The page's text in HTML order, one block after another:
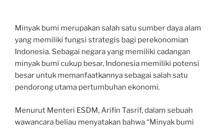
Minyak bumi merupakan salah satu sumber daya alam
yang memiliki fungsi strategis bagi perekonomian
Indonesia. Sebagai negara yang memiliki cadangan
minyak bumi cukup besar, Indonesia memiliki potensi
besar untuk memanfaatkannya sebagai salah satu
pendorong utama pertumbuhan ekonomi.
Menurut Menteri ESDM, Arifin Tasrif, dalam sebuah
wawancara beliau menyatakan bahwa “Minyak bumi